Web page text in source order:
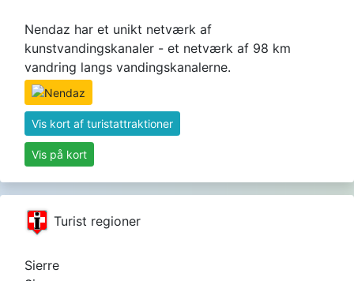
Nendaz har et unikt netværk af
kunstvandingskanaler - et netværk af 98 km
vandring langs vandingskanalerne.
Vis kort af turistattraktioner
Vis på kort
Turist regioner
Sierre